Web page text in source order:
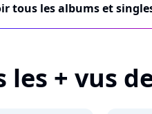
tous les albums et singles
+ vus de